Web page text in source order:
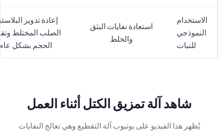
الاستخدام
النموذجي
للنبات
استعادة نفايات البثق
والخلط
إعادة تدوير
الصلب المختلط
الحجم بشكل
شاهد آلة تمزيق الكتل أثناء العمل
يُظهر هذا الفيديو على يوتيوب آلة التقطيع وهي تعالج النفايات